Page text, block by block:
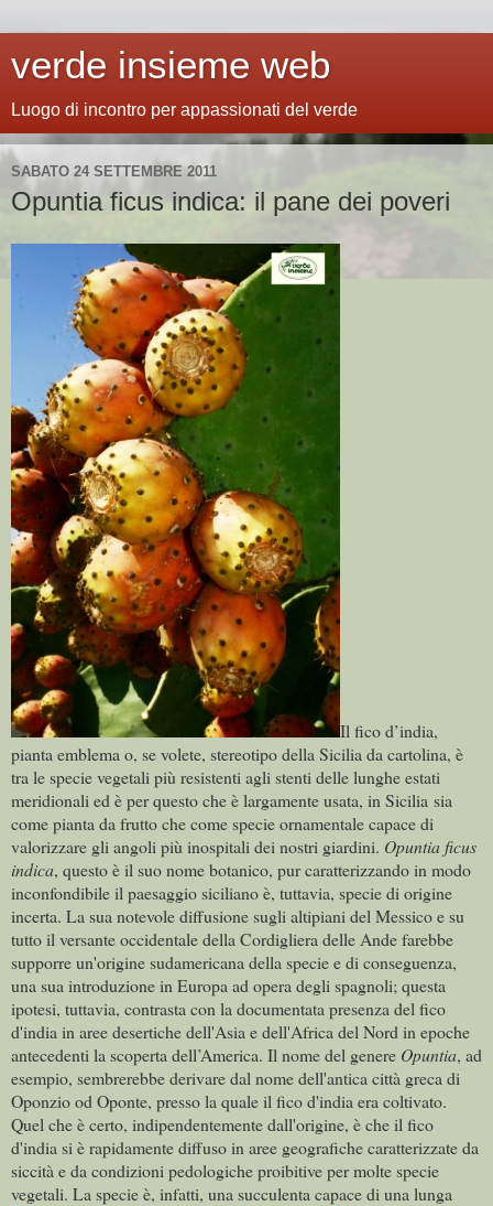
verde insieme web
Luogo di incontro per appassionati del verde
SABATO 24 SETTEMBRE 2011
Opuntia ficus indica: il pane dei poveri
Il fico d’india,
pianta emblema o, se volete, stereotipo della Sicilia da cartolina, è
tra le specie vegetali più resistenti agli stenti delle lunghe estati
meridionali ed è per questo che è largamente usata, in Sicilia sia
come pianta da frutto che come specie ornamentale capace di
valorizzare gli angoli più inospitali dei nostri giardini. Opuntia ficus
indica, questo è il suo nome botanico, pur caratterizzando in modo
inconfondibile il paesaggio siciliano è, tuttavia, specie di origine
incerta. La sua notevole diffusione sugli altipiani del Messico e su
tutto il versante occidentale della Cordigliera delle Ande farebbe
supporre un'origine sudamericana della specie e di conseguenza,
una sua introduzione in Europa ad opera degli spagnoli; questa
ipotesi, tuttavia, contrasta con la documentata presenza del fico
d'india in aree desertiche dell'Asia e dell'Africa del Nord in epoche
antecedenti la scoperta dell’America. Il nome del genere Opuntia, ad
esempio, sembrerebbe derivare dal nome dell'antica città greca di
Oponzio od Oponte, presso la quale il fico d'india era coltivato.
Quel che è certo, indipendentemente dall'origine, è che il fico
d'india si è rapidamente diffuso in aree geografiche caratterizzate da
siccità e da condizioni pedologiche proibitive per molte specie
vegetali. La specie è, infatti, una succulenta capace di una lunga